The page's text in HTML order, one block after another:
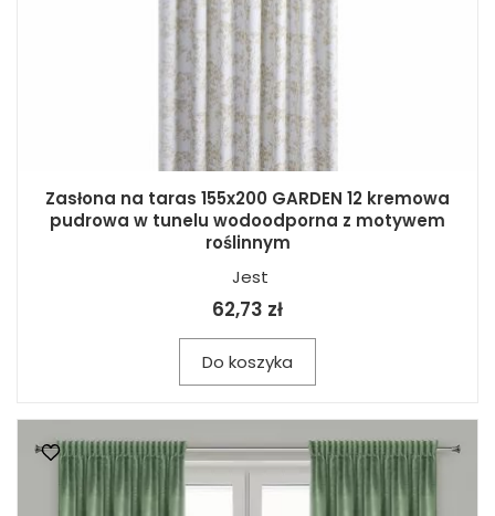
Zasłona na taras 155x200 GARDEN 12 kremowa
pudrowa w tunelu wodoodporna z motywem
roślinnym
Jest
62,73 zł
Do koszyka